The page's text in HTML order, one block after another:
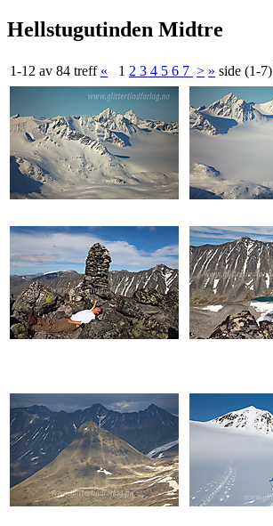
Hellstugutinden Midtre
1-12 av 84 treff « 1 2 3 4 5 6 7 > » side (1-7)